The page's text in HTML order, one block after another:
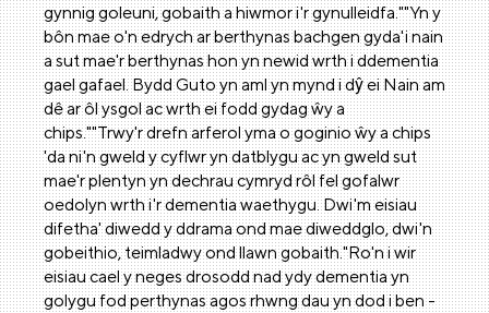
gynnig goleuni, gobaith a hiwmor i'r gynulleidfa.""Yn y
bôn mae o'n edrych ar berthynas bachgen gyda'i nain
a sut mae'r berthynas hon yn newid wrth i ddementia
gael gafael. Bydd Guto yn aml yn mynd i dŷ ei Nain am
dê ar ôl ysgol ac wrth ei fodd gydag ŵy a
chips.""Trwy'r drefn arferol yma o goginio ŵy a chips
'da ni'n gweld y cyflwr yn datblygu ac yn gweld sut
mae'r plentyn yn dechrau cymryd rôl fel gofalwr
oedolyn wrth i'r dementia waethygu. Dwi'm eisiau
difetha' diwedd y ddrama ond mae diweddglo, dwi'n
gobeithio, teimladwy ond llawn gobaith."Ro'n i wir
eisiau cael y neges drosodd nad ydy dementia yn
golygu fod perthynas agos rhwng dau yn dod i ben -